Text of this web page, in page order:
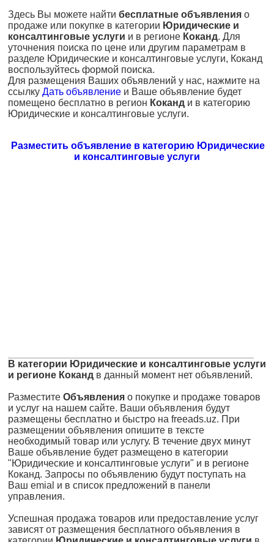
Здесь Вы можете найти бесплатные объявления о
продаже или покупке в категории Юридические и
консалтинговые услуги и в регионе Коканд. Для
уточнения поиска по цене или другим параметрам в
разделе Юридические и консалтинговые услуги, Коканд
воспользуйтесь формой поиска.
Для размещения Ваших объявлений у нас, нажмите на
ссылку Дать объявление и Ваше объявление будет
помещено бесплатно в регион Коканд и в категорию
Юридические и консалтинговые услуги.
Разместить объявление в категорию Юридические
и консалтинговые услуги
В категории Юридические и консалтинговые услуги
и регионе Коканд в данный момент нет объявлений.
Разместите Объявления о покупке и продаже товаров
и услуг на нашем сайте. Ваши объявления будут
размещены бесплатно и быстро на freeads.uz. При
размещении объявления опишите в тексте
необходимый товар или услугу. В течение двух минут
Ваше объявление будет размещено в категории
"Юридические и консалтинговые услуги" и в регионе
Коканд. Запросы по объявлению будут поступать на
Ваш emial и в список предложений в панели
управления.
Успешная продажа товаров или предоставление услуг
зависят от размещения бесплатного объявления в